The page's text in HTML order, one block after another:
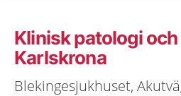
Klinisk patologi
Karlskrona
Blekingesjukhuset,